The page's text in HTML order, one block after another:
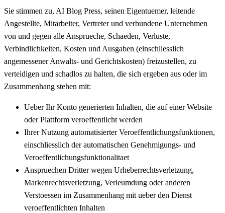
Sie stimmen zu, AI Blog Press, seinen Eigentuemer, leitende
Angestellte, Mitarbeiter, Vertreter und verbundene Unternehmen
von und gegen alle Ansprueche, Schaeden, Verluste,
Verbindlichkeiten, Kosten und Ausgaben (einschliesslich
angemessener Anwalts- und Gerichtskosten) freizustellen, zu
verteidigen und schadlos zu halten, die sich ergeben aus oder im
Zusammenhang stehen mit:
Ueber Ihr Konto generierten Inhalten, die auf einer Website
oder Plattform veroeffentlicht werden
Ihrer Nutzung automatisierter Veroeffentlichungsfunktionen,
einschliesslich der automatischen Genehmigungs- und
Veroeffentlichungsfunktionalitaet
Anspruechen Dritter wegen Urheberrechtsverletzung,
Markenrechtsverletzung, Verleumdung oder anderen
Verstoessen im Zusammenhang mit ueber den Dienst
veroeffentlichten Inhalten